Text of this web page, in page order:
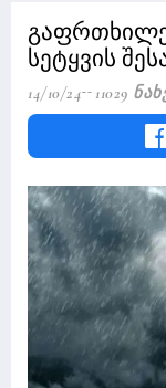
სეტყვის
14/10/24 11029